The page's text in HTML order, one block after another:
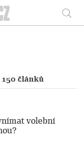
150 článků
volební